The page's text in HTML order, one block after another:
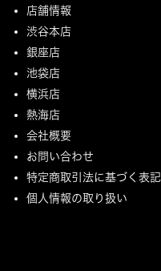
店舗情報
渋谷本店
銀座店
池袋店
横浜店
熱海店
会社概要
お問い合わせ
特定商取引法に基づく表記
個人情報の取り扱い